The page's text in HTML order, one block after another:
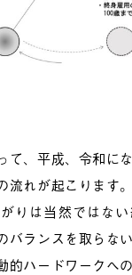
て、平成、令和に
流れが起こります
りは当然ではな
バランスを取らな
的ハードワークへ